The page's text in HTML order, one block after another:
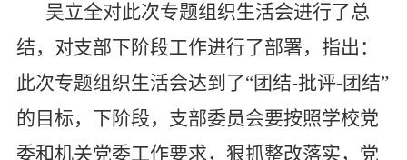
吴立全对此次专题组织生活会进行了总
结，对支部下阶段工作进行了部署，指出：
此次专题组织生活会达到了“团结-批评-团结”
的目标，下阶段，支部委员会要按照学校党
委和机关党委工作要求，狠抓整改落实，党